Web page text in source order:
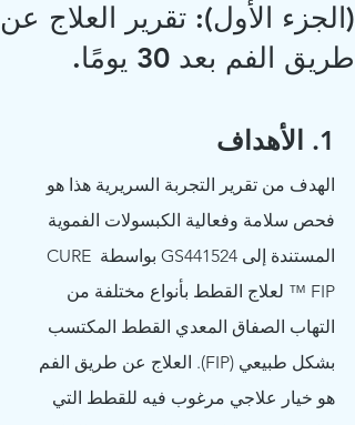
(الجزء الأول): تقرير العلاج عن
طريق الفم بعد 30 يومًا.
1. الأهداف
الهدف من تقرير التجربة السريرية هذا هو
فحص سلامة وفعالية الكبسولات الفموية
المستندة إلى GS441524 بواسطة CURE
FIP ™ لعلاج القطط بأنواع مختلفة من
التهاب الصفاق المعدي القطط المكتسب
بشكل طبيعي (FIP). العلاج عن طريق الفم
هو خيار علاجي مرغوب فيه للقطط التي